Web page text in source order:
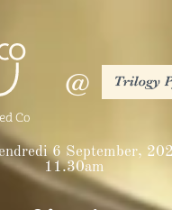
@
6 September,
11.30am